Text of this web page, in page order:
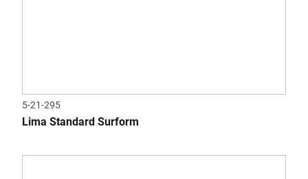
5-21-295
Lima Standard Surform